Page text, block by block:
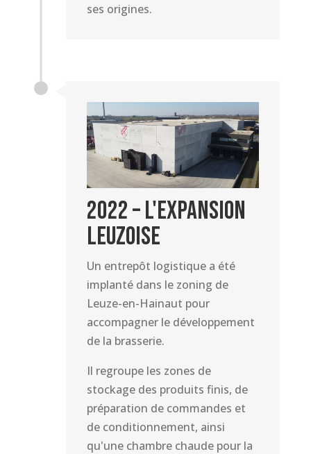
ses origines.
2022 – L'expansion
Leuzoise
Un entrepôt logistique a été
implanté dans le zoning de
Leuze-en-Hainaut pour
accompagner le développement
de la brasserie.
Il regroupe les zones de
stockage des produits finis, de
préparation de commandes et
de conditionnement, ainsi
qu'une chambre chaude pour la